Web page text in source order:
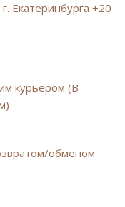
+20
курьером (В
обменом